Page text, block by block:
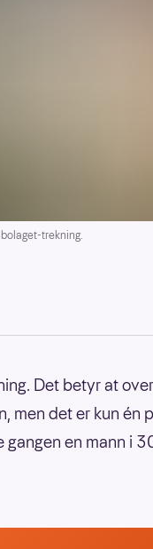
trekning.
Det betyr at
men det er kun én
gangen en mann i